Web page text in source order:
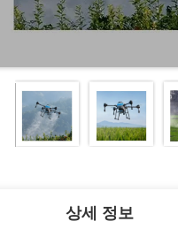
상세 정보